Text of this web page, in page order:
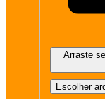
Arraste
Escolher